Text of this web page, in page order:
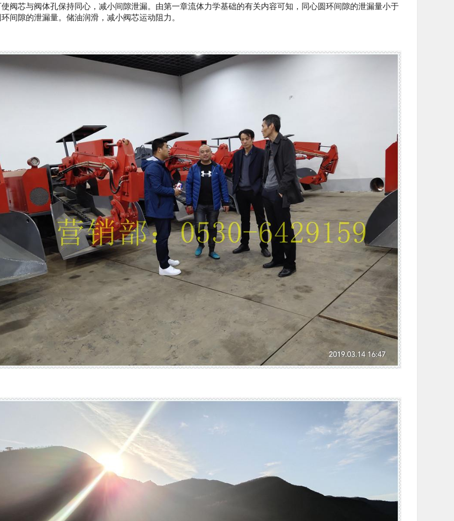
芯与阀体孔保持同心，减小间隙泄漏。由第一章流体力学基础的有关内容可知，同心圆环间隙的泄漏量小于
间隙的泄漏量。储油润滑，减小阀芯运动阻力。